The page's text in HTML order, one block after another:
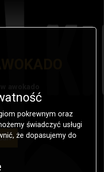
pokrewnym oraz
świadczyć usługi
że dopasujemy do